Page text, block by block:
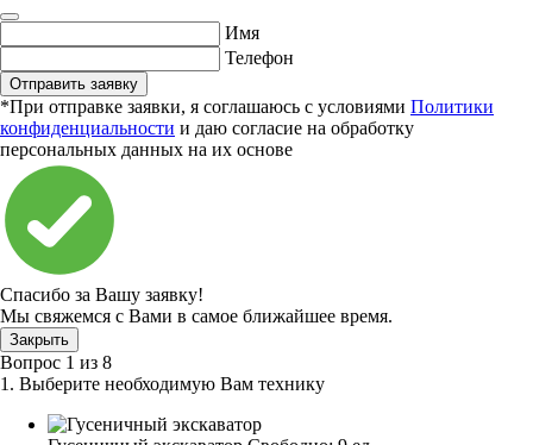
Имя
Телефон
Отправить заявку
*При отправке заявки, я соглашаюсь с условиями Политики
конфиденциальности и даю согласие на обработку
персональных данных на их основе
Спасибо за Вашу заявку!
Мы свяжемся с Вами в самое ближайшее время.
Закрыть
Вопрос 1 из 8
1. Выберите необходимую Вам технику